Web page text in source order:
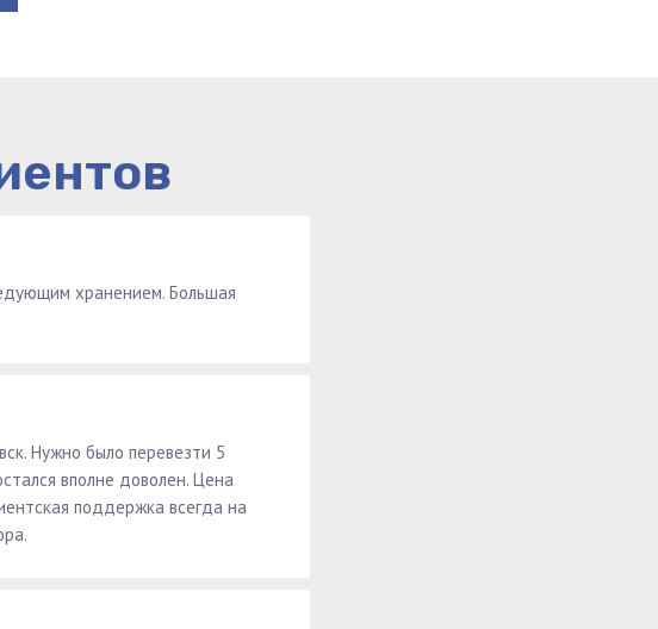
хранением. Большая
Нужно было перевезти 5
вполне доволен. Цена
поддержка всегда на